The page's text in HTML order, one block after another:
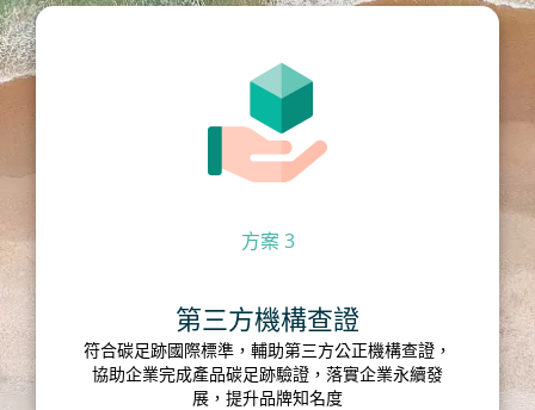
方案 3
第三方機構查證
符合碳足跡國際標準，輔助第三方公正機構查證，
協助企業完成產品碳足跡驗證，落實企業永續發
展，提升品牌知名度